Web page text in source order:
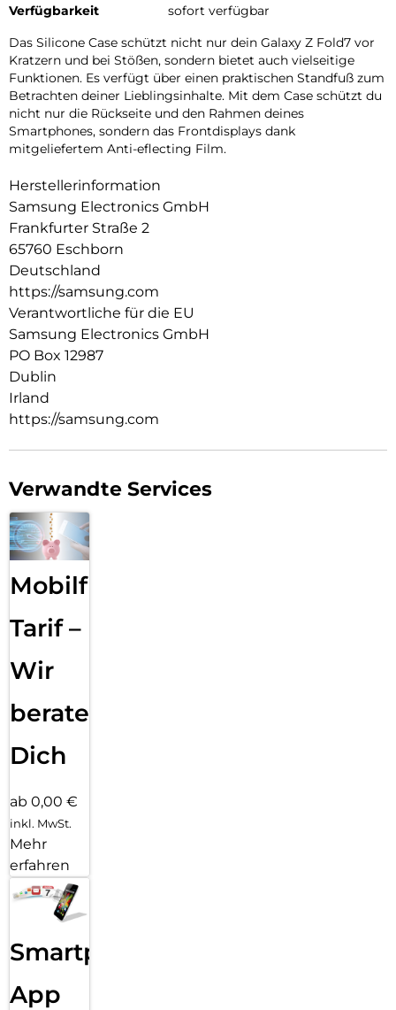
Verfügbarkeit
sofort verfügbar
Das Silicone Case schützt nicht nur dein Galaxy Z Fold7 vor
Kratzern und bei Stößen, sondern bietet auch vielseitige
Funktionen. Es verfügt über einen praktischen Standfuß zum
Betrachten deiner Lieblingsinhalte. Mit dem Case schützt du
nicht nur die Rückseite und den Rahmen deines
Smartphones, sondern das Frontdisplays dank
mitgeliefertem Anti-eflecting Film.
Herstellerinformation
Samsung Electronics GmbH
Frankfurter Straße 2
65760 Eschborn
Deutschland
https://samsung.com
Verantwortliche für die EU
Samsung Electronics GmbH
PO Box 12987
Dublin
Irland
https://samsung.com
Verwandte Services
Mobilfunk
Tarif –
Wir
beraten
Dich
ab 0,00 €
inkl. MwSt.
Mehr
erfahren
Smartphone
App